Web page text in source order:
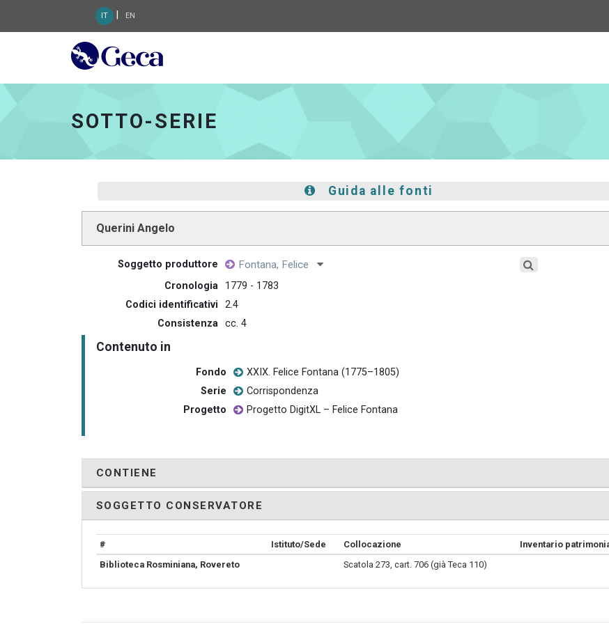
IT EN
SOTTO-SERIE
Guida alle fonti
Querini Angelo
Soggetto produttore Fontana, Felice
Cronologia
1779 - 1783
Codici identificativi
2.4
Consistenza
cc. 4
Contenuto in
Fondo
XXIX. Felice Fontana (1775–1805)
Serie
Corrispondenza
Progetto
Progetto DigitXL – Felice Fontana
CONTIENE
SOGGETTO CONSERVATORE
# Istituto/Sede Collocazione
Inventario
Biblioteca Rosminiana, Rovereto
Scatola 273, cart. 706 (già Teca 110)